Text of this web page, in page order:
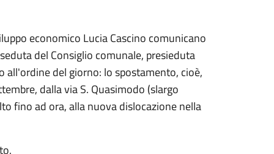
economico Lucia Cascino comunicano
del Consiglio comunale, presieduta
del giorno: lo spostamento, cioè,
dalla via S. Quasimodo (slargo
fino ad ora, alla nuova dislocazione nella